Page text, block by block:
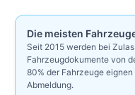
Die meisten
Seit 2015 werden bei
Fahrzeugdokumente von
80% der Fahrzeuge
Abmeldung.